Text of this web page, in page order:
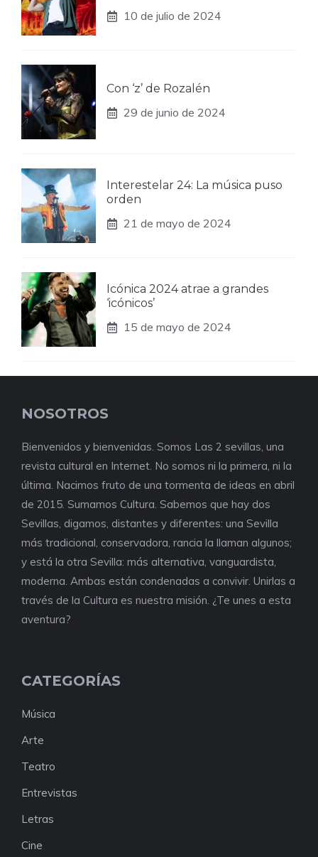
10 de julio de 2024
Con ‘z’ de Rozalén
29 de junio de 2024
Interestelar 24: La música puso
orden
21 de mayo de 2024
Icónica 2024 atrae a grandes
‘icónicos’
15 de mayo de 2024
NOSOTROS
Bienvenidos y bienvenidas. Somos Las 2 sevillas, una
revista cultural en Internet. No somos ni la primera, ni la
última. Nacimos fruto de una tormenta de ideas en abril
de 2015. Sumamos Cultura. Sabemos que hay dos
Sevillas, digamos, distantes y diferentes: una Sevilla
más tradicional, conservadora, rancia la llaman algunos;
y está la otra Sevilla: más alternativa, vanguardista,
moderna. Ambas están condenadas a convivir. Unirlas a
través de la Cultura es nuestra misión. ¿Te unes a esta
aventura?
CATEGORÍAS
Música
Arte
Teatro
Entrevistas
Letras
Cine